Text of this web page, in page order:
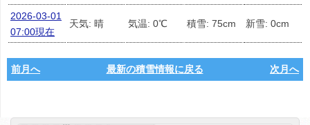
2026-03-01
07:00現在
天気: 晴 気温: 0℃ 積雪: 75cm 新雪: 0cm
前月へ 最新の積雪情報に戻る 次月へ